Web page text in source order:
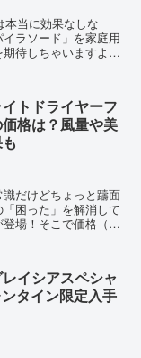
当に効果なしな
ラソード」を家庭用
待しちゃいますよ
トドライヤーフ
格は？風量や美
だけどちょっと躊面
困った」を解消して
場！そこで価格（値
イシアスペシャ
タイン限定入手